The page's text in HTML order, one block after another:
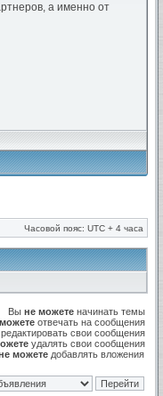
а именно от
Часовой пояс: UTC + 4 часа
Вы не можете начинать темы
отвечать на сообщения
редактировать свои сообщения
удалять свои сообщения
можете добавлять вложения